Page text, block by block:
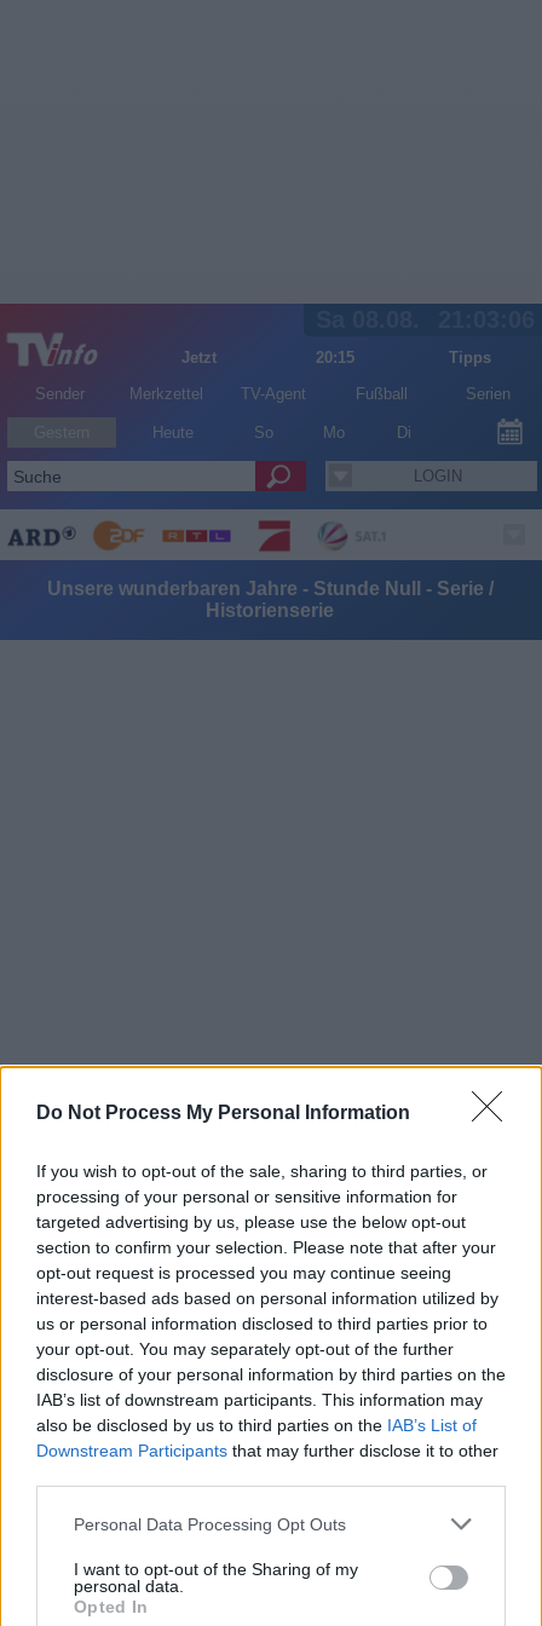
Do Not Process My Personal Information
If you wish to opt-out of the sale, sharing to third parties, or
processing of your personal or sensitive information for
targeted advertising by us, please use the below opt-out
section to confirm your selection. Please note that after your
opt-out request is processed you may continue seeing
interest-based ads based on personal information utilized by
us or personal information disclosed to third parties prior to
your opt-out. You may separately opt-out of the further
disclosure of your personal information by third parties on the
IAB’s list of downstream participants. This information may
also be disclosed by us to third parties on the IAB’s List of
Downstream Participants that may further disclose it to other
Personal Data Processing Opt Outs
I want to opt-out of the Sharing of my
personal data.
Opted In
Jetzt 20:15
Tipps
Sender
Merkzettel TV-Agent Fußball Serien
Heute So Mo Di
LOGIN
Unsere wunderbaren Jahre - Stunde Null - Serie /
Historienserie
Unsere wunderbaren Jahre
Stunde Null (Deutschland, 2020 )
Historienserie
Details